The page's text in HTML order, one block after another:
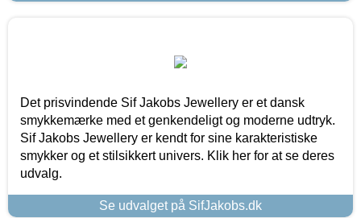
Det prisvindende Sif Jakobs Jewellery er et dansk
smykkemærke med et genkendeligt og moderne udtryk.
Sif Jakobs Jewellery er kendt for sine karakteristiske
smykker og et stilsikkert univers. Klik her for at se deres
udvalg.
Se udvalget på SifJakobs.dk